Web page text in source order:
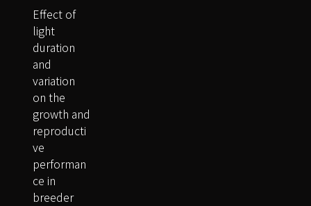
Effect of
light
duration
and
variation
on the
growth and
reproducti
ve
performan
ce in
breeder